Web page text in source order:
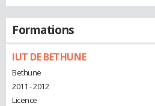
Formations
IUT DE BETHUNE
Bethune
2011 - 2012
Licence